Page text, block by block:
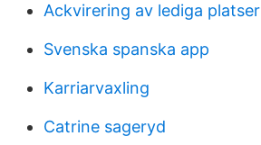
Ackvirering av lediga platser
Svenska spanska app
Karriarvaxling
Catrine sageryd